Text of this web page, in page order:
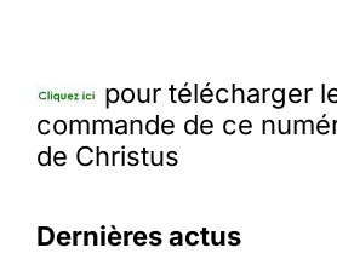
pour télécharger
commande de ce
de Christus
Dernières actus